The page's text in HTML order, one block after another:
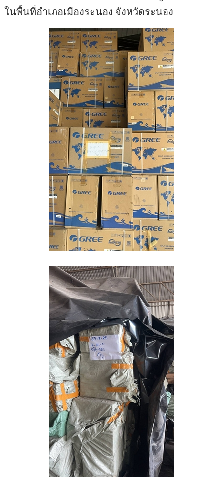
ในพื้นที่อำเภอเมืองระนอง จังหวัดระนอง